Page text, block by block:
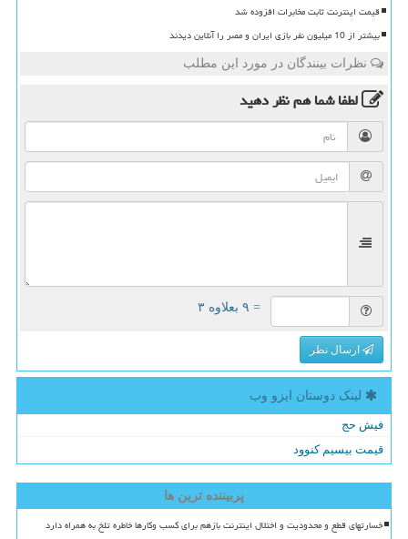
قیمت اینترنت ثابت مخابرات افزوده شد
بیشتر از 10 میلیون نفر بازی ایران و مصر را آنلاین دیدند
نظرات بینندگان در مورد این مطلب
لطفا شما همنظر دهید
= ۹ بعلاوه ۳
ارسال نظر
لینک دوستان ایزو وب
فیش حج
قیمت بیسیم کنوود
پربیننده ترین ها
خسارتهای قطع و محدودیت و اختلال اینترنت بازهم برای کسب وکارها خاطره تلخ به همراه دارد